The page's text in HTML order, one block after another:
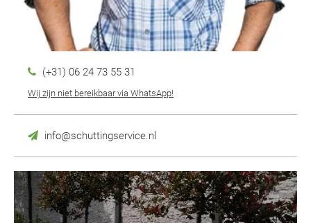
(+31) 06 24 73 55 31
Wij zijn niet bereikbaar via WhatsApp!
info@schuttingservice.nl